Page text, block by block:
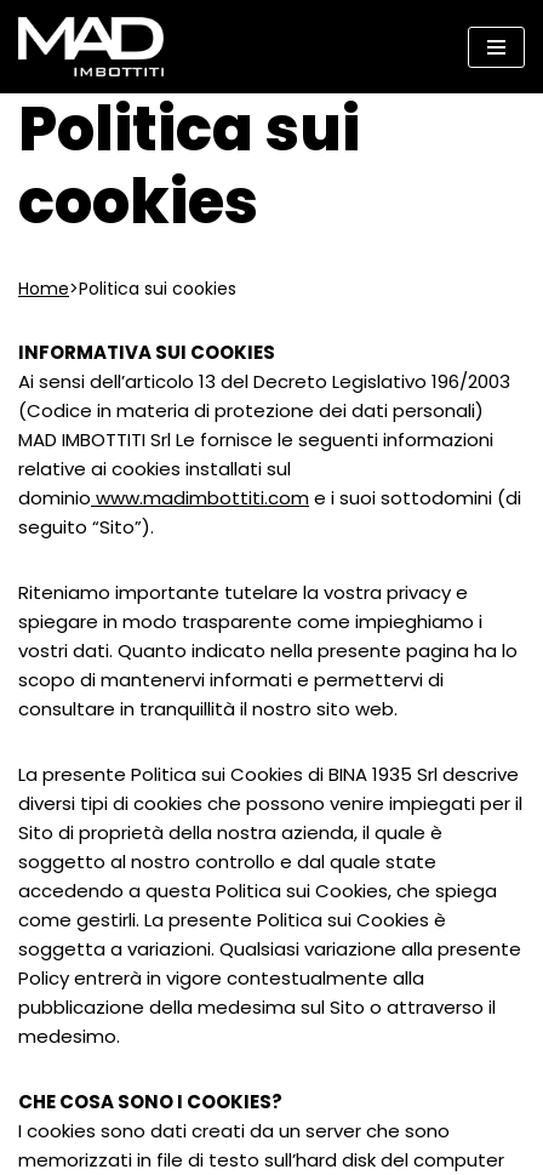
Vai
al
contenuto
Politica sui
cookies
Home>Politica sui cookies
INFORMATIVA SUI COOKIES
Ai sensi dell’articolo 13 del Decreto Legislativo 196/2003
(Codice in materia di protezione dei dati personali)
MAD IMBOTTITI Srl Le fornisce le seguenti informazioni
relative ai cookies installati sul
dominio www.madimbottiti.come i suoi sottodomini (di
seguito “Sito”).
Riteniamo importante tutelare la vostra privacy e
spiegare in modo trasparente come impieghiamo i
vostri dati. Quanto indicato nella presente pagina ha lo
scopo di mantenervi informati e permettervi di
consultare in tranquillità il nostro sito web.
La presente Politica sui Cookies di BINA 1935 Srl descrive
diversi tipi di cookies che possono venire impiegati per il
Sito di proprietà della nostra azienda, il quale è
soggetto al nostro controllo e dal quale state
accedendo a questa Politica sui Cookies, che spiega
come gestirli. La presente Politica sui Cookies è
soggetta a variazioni. Qualsiasi variazione alla presente
Policy entrerà in vigore contestualmente alla
pubblicazione della medesima sul Sito o attraverso il
medesimo.
CHE COSA SONO I COOKIES?
I cookies sono dati creati da un server che sono
memorizzati in file di testo sull’hard disk del computer